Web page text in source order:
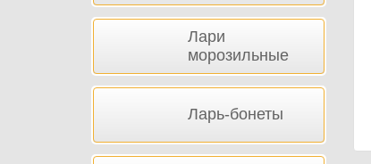
Лари
морозильные
Ларь-бонеты